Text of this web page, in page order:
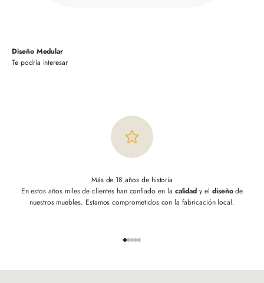
Diseño Medular
Más de 18 años de historia
En estos años miles de clientes han confiado en la calidad y el diseñode
nuestros muebles. Estamos comprometidos con la fabricación local.
Ir al artículo 1
Ir al artículo 2
Ir al artículo 3
Ir al artículo 4
Ir al artículo 5